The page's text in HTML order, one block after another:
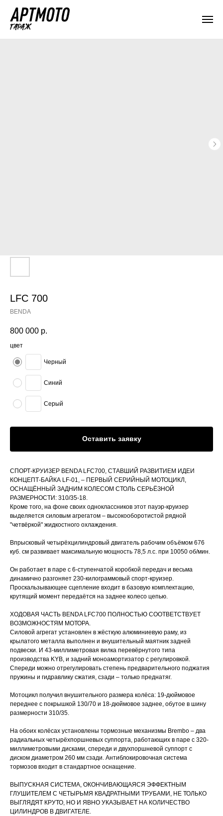
LFC 700
BENDA
800 000 р.
цвет
Черный
Синий
Серый
Оставить заявку
СПОРТ-КРУИЗЕР BENDA LFC700, СТАВШИЙ РАЗВИТИЕМ ИДЕИ
КОНЦЕПТ-БАЙКА LF-01, – ПЕРВЫЙ СЕРИЙНЫЙ МОТОЦИКЛ,
ОСНАЩЁННЫЙ ЗАДНИМ КОЛЕСОМ СТОЛЬ СЕРЬЁЗНОЙ
РАЗМЕРНОСТИ: 310/35-18.
Кроме того, на фоне своих одноклассников этот пауэр-круизер
выделяется силовым агрегатом – высокооборотистой рядной
"четвёркой" жидкостного охлаждения.
Впрысковый четырёхцилиндровый двигатель рабочим объёмом 676
куб. см развивает максимальную мощность 78,5 л.с. при 10050 об/мин.
Он работает в паре с 6-ступенчатой коробкой передач и весьма
динамично разгоняет 230-килограммовый спорт-круизер.
Проскальзывающее сцепление входит в базовую комплектацию,
крутящий момент передаётся на заднее колесо цепью.
ХОДОВАЯ ЧАСТЬ BENDA LFC700 ПОЛНОСТЬЮ СООТВЕТСТВУЕТ
ВОЗМОЖНОСТЯМ МОТОРА.
Силовой агрегат установлен в жёсткую алюминиевую раму, из
крылатого металла выполнен и внушительный маятник задней
подвески. И 43-миллиметровая вилка перевёрнутого типа
производства KYB, и задний моноамортизатор с регулировкой.
Спереди можно отрегулировать степень предварительного поджатия
пружины и гидравлику сжатия, сзади – только преднатяг.
Мотоцикл получил внушительного размера колёса: 19-дюймовое
переднее с покрышкой 130/70 и 18-дюймовое заднее, обутое в шину
размерности 310/35.
На обоих колёсах установлены тормозные механизмы Brembo – два
радиальных четырёхпоршневых суппорта, работающих в паре с 320-
миллиметровыми дисками, спереди и двухпоршневой суппорт с
диском диаметром 260 мм сзади. Антиблокировочная система
тормозов входит в стандартное оснащение.
ВЫПУСКНАЯ СИСТЕМА, ОКОНЧИВАЮЩАЯСЯ ЭФФЕКТНЫМ
ГЛУШИТЕЛЕМ С ЧЕТЫРЬМЯ КВАДРАТНЫМИ ТРУБАМИ, НЕ ТОЛЬКО
ВЫГЛЯДЯТ КРУТО, НО И ЯВНО УКАЗЫВАЕТ НА КОЛИЧЕСТВО
ЦИЛИНДРОВ В ДВИГАТЕЛЕ.